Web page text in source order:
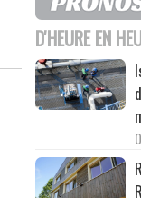
D'HEURE EN